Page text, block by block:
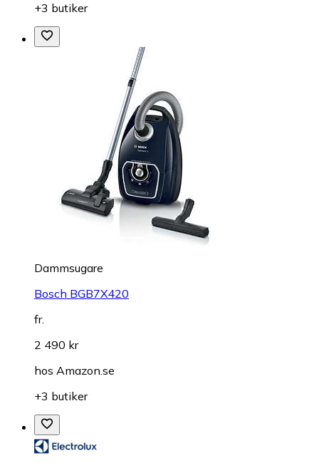
+3 butiker
Dammsugare
Bosch BGB7X420
fr.
2 490 kr
hos Amazon.se
+3 butiker